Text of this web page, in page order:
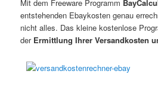
Mit dem Freeware Programm
entstehenden Ebaykosten genau
nicht alles. Das kleine kostenlose
der Ermittlung Ihrer Versandkosten